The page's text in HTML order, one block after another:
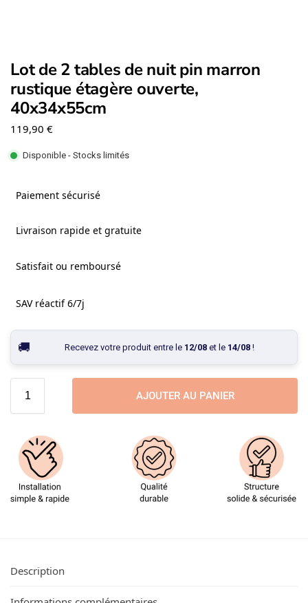
Lot de 2 tables de nuit pin marron
rustique étagère ouverte,
40x34x55cm
119,90 €
Disponible - Stocks limités
Paiement sécurisé
Livraison rapide et gratuite
Satisfait ou remboursé
SAV réactif 6/7j
Recevez votre produit entre le 12/08et le 14/08!
AJOUTER AU PANIER
Description